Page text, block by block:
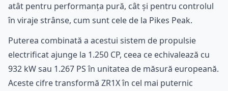
atât pentru performanța pură, cât și pentru controlul
în viraje strânse, cum sunt cele de la Pikes Peak.
Puterea combinată a acestui sistem de propulsie
electrificat ajunge la 1.250 CP, ceea ce echivalează cu
932 kW sau 1.267 PS în unitatea de măsură europeană.
Aceste cifre transformă ZR1X în cel mai puternic